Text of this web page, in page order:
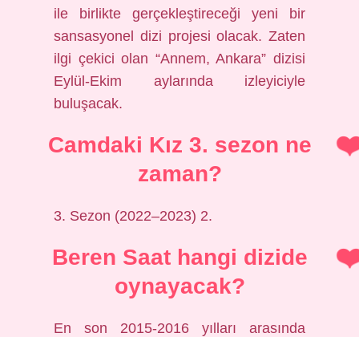
ile birlikte gerçekleştireceği yeni bir
sansasyonel dizi projesi olacak. Zaten
ilgi çekici olan “Annem, Ankara” dizisi
Eylül-Ekim aylarında izleyiciyle
buluşacak.
Camdaki Kız 3. sezon ne
zaman?
3. Sezon (2022–2023) 2.
Beren Saat hangi dizide
oynayacak?
En son 2015-2016 yılları arasında